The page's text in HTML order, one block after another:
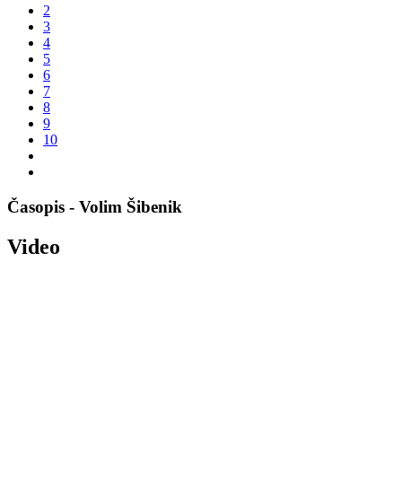
2
3
4
5
6
7
8
9
10
Časopis - Volim Šibenik
Video